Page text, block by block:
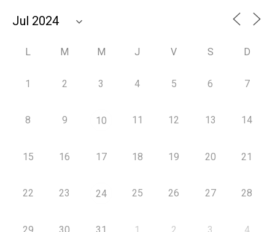
L M M J V S D
1 2 3 4 5 6 7
8 9 10 11 12 13 14
15 16 17 18 19 20 21
22 23 24 25 26 27 28
29 30 31 1 2 3 4